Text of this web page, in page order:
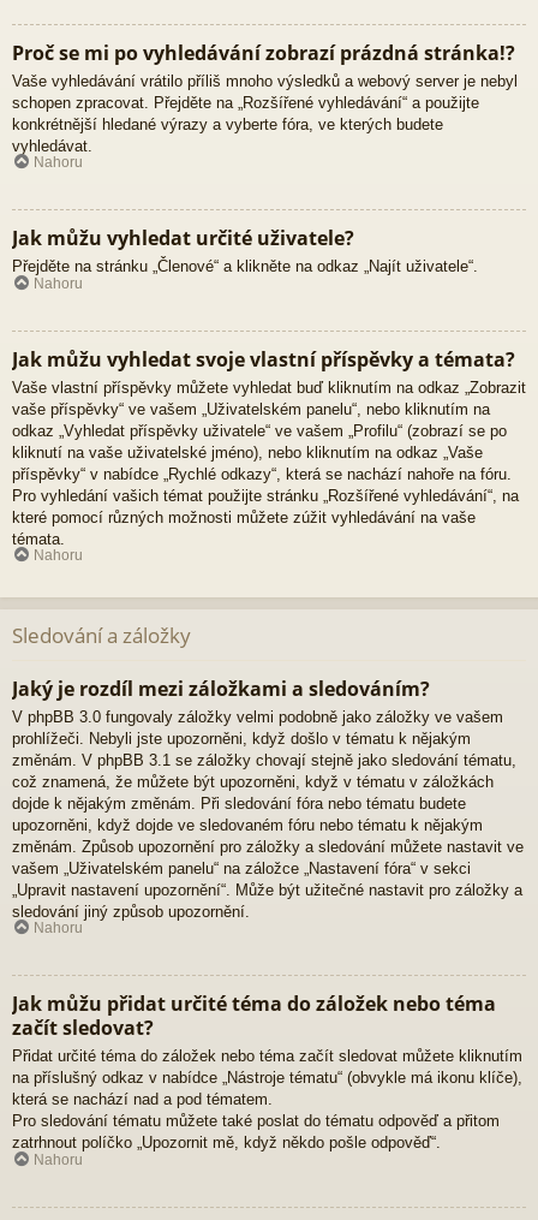
Proč se mi po vyhledávání zobrazí prázdná stránka!?
Vaše vyhledávání vrátilo příliš mnoho výsledků a webový server je nebyl
schopen zpracovat. Přejděte na „Rozšířené vyhledávání“ a použijte
konkrétnější hledané výrazy a vyberte fóra, ve kterých budete
vyhledávat.
Nahoru
Jak můžu vyhledat určité uživatele?
Přejděte na stránku „Členové“ a klikněte na odkaz „Najít uživatele“.
Nahoru
Jak můžu vyhledat svoje vlastní příspěvky a témata?
Vaše vlastní příspěvky můžete vyhledat buď kliknutím na odkaz „Zobrazit
vaše příspěvky“ ve vašem „Uživatelském panelu“, nebo kliknutím na
odkaz „Vyhledat příspěvky uživatele“ ve vašem „Profilu“ (zobrazí se po
kliknutí na vaše uživatelské jméno), nebo kliknutím na odkaz „Vaše
příspěvky“ v nabídce „Rychlé odkazy“, která se nachází nahoře na fóru.
Pro vyhledání vašich témat použijte stránku „Rozšířené vyhledávání“, na
které pomocí různých možnosti můžete zúžit vyhledávání na vaše
témata.
Nahoru
Sledování a záložky
Jaký je rozdíl mezi záložkami a sledováním?
V phpBB 3.0 fungovaly záložky velmi podobně jako záložky ve vašem
prohlížeči. Nebyli jste upozorněni, když došlo v tématu k nějakým
změnám. V phpBB 3.1 se záložky chovají stejně jako sledování tématu,
což znamená, že můžete být upozorněni, když v tématu v záložkách
dojde k nějakým změnám. Při sledování fóra nebo tématu budete
upozorněni, když dojde ve sledovaném fóru nebo tématu k nějakým
změnám. Způsob upozornění pro záložky a sledování můžete nastavit ve
vašem „Uživatelském panelu“ na záložce „Nastavení fóra“ v sekci
„Upravit nastavení upozornění“. Může být užitečné nastavit pro záložky a
sledování jiný způsob upozornění.
Nahoru
Jak můžu přidat určité téma do záložek nebo téma
začít sledovat?
Přidat určité téma do záložek nebo téma začít sledovat můžete kliknutím
na příslušný odkaz v nabídce „Nástroje tématu“ (obvykle má ikonu klíče),
která se nachází nad a pod tématem.
Pro sledování tématu můžete také poslat do tématu odpověď a přitom
zatrhnout políčko „Upozornit mě, když někdo pošle odpověď“.
Nahoru